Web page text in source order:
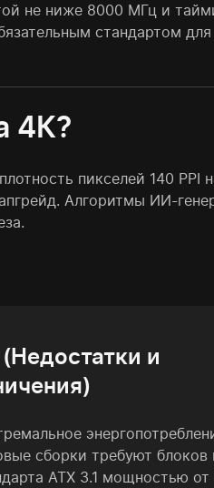
не ниже 8000 МГц и
стандартом для
4К?
пикселей 140 PPI
Алгоритмы ИИ-
и
сборки требуют блоков
ATX 3.1 мощностью от